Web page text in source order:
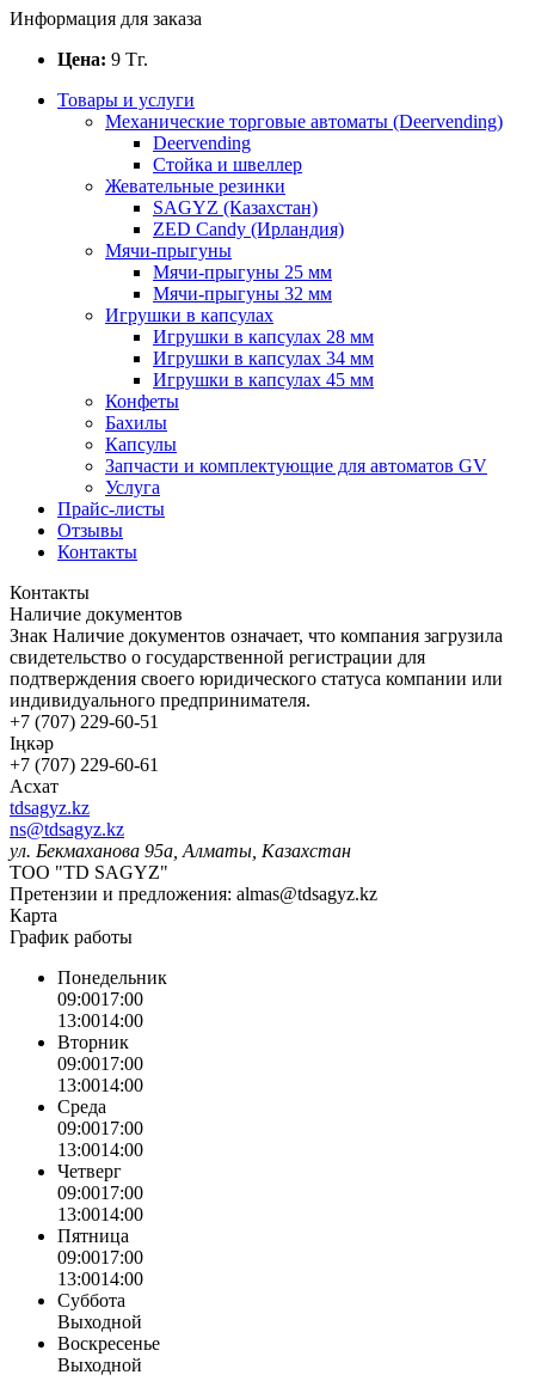
Информация для заказа
Цена: 9 Тг.
Товары и услуги
Механические торговые автоматы (Deervending)
Deervending
Стойка и швеллер
Жевательные резинки
SAGYZ (Казахстан)
ZED Candy (Ирландия)
Мячи-прыгуны
Мячи-прыгуны 25 мм
Мячи-прыгуны 32 мм
Игрушки в капсулах
Игрушки в капсулах 28 мм
Игрушки в капсулах 34 мм
Игрушки в капсулах 45 мм
Конфеты
Бахилы
Капсулы
Запчасти и комплектующие для автоматов GV
Услуга
Прайс-листы
Отзывы
Контакты
Контакты
Наличие документов
Знак Наличие документов означает, что компания загрузила
свидетельство о государственной регистрации для
подтверждения своего юридического статуса компании или
индивидуального предпринимателя.
+7 (707) 229-60-51
Іңкәр
+7 (707) 229-60-61
Асхат
tdsagyz.kz
ns@tdsagyz.kz
ул. Бекмаханова 95а, Алматы, Казахстан
ТОО "TD SAGYZ"
Претензии и предложения: almas@tdsagyz.kz
Карта
График работы
Понедельник
09:0017:00
13:0014:00
Вторник
09:0017:00
13:0014:00
Среда
09:0017:00
13:0014:00
Четверг
09:0017:00
13:0014:00
Пятница
09:0017:00
13:0014:00
Суббота
Выходной
Воскресенье
Выходной